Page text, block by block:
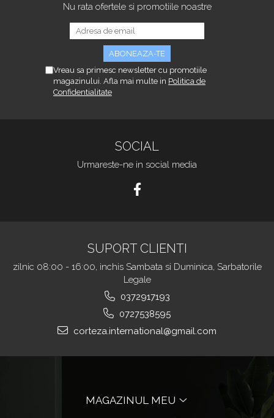
Nu rata ofertele si promotiile noastre
Vreau sa primesc newsletter cu promotiile
magazinului. Afla mai multe in Politica de
Confidentialitate
SOCIAL
Urmareste-ne in social media
SUPORT CLIENTI
zilnic 08:00 - 16:00, inchis Sambata si Duminica, Sarbatorile
Legale
0372917193
0727538595
corteza.international@gmail.com
MAGAZINUL MEU